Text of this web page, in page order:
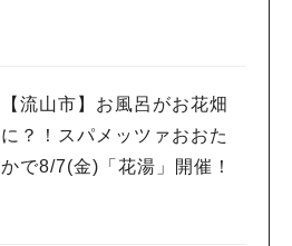
【流山市】お風呂がお花畑
に？！スパメッツァおおた
かで8/7(金)「花湯」開催！